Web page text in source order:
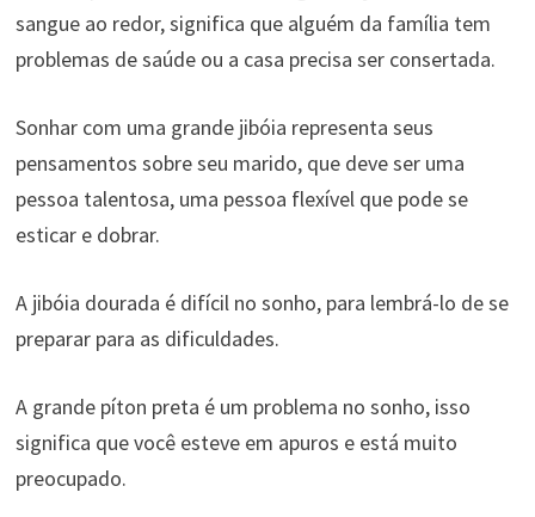
sangue ao redor, significa que alguém da família tem
problemas de saúde ou a casa precisa ser consertada.
Sonhar com uma grande jibóia representa seus
pensamentos sobre seu marido, que deve ser uma
pessoa talentosa, uma pessoa flexível que pode se
esticar e dobrar.
A jibóia dourada é difícil no sonho, para lembrá-lo de se
preparar para as dificuldades.
A grande píton preta é um problema no sonho, isso
significa que você esteve em apuros e está muito
preocupado.